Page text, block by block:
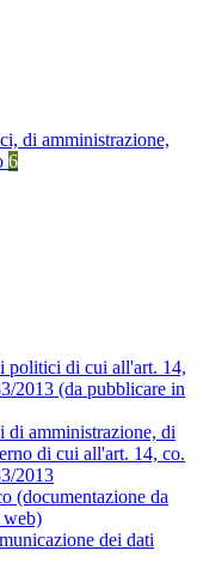
di amministrazione,
6
politici di cui all'art. 14,
2013 (da pubblicare in
amministrazione, di
di cui all'art. 14, co.
2013
(documentazione da
web)
dei dati